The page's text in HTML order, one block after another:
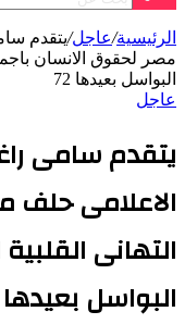
الرئيسية/عاجل/يتقدم
مصر لحقوق الانسان
البواسل بعيدها 72
عاجل
يتقدم سامى
الاعلامى حلف
التهانى
البواسل بعيدها 72